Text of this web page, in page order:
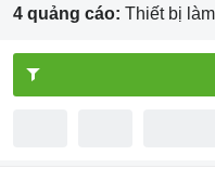
4 quảng cáo: Thiết bị